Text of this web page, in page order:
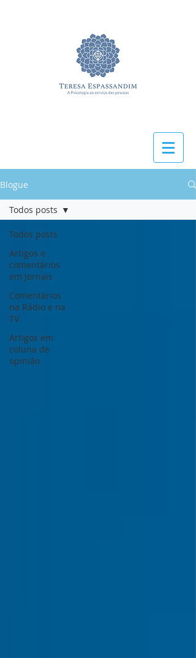
Blogue
Todos posts
Artigos e
comentários
em Jornais
Comentários
na Rádio e na
TV
Artigos em
coluna de
opinião
Todos posts